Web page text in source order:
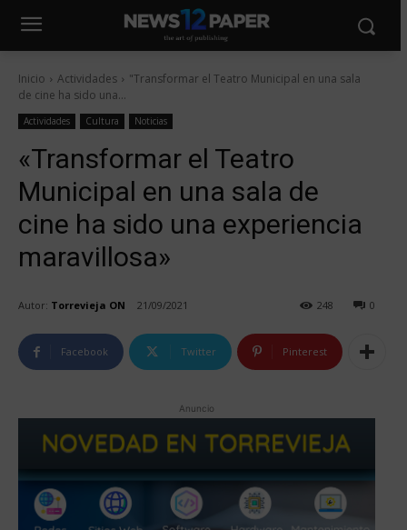
Inicio Actividades
"Transformar el Teatro Municipal en una sala
de cine ha sido una...
Actividades Cultura Noticias
«Transformar el Teatro
Municipal en una sala de
cine ha sido una experiencia
maravillosa»
Autor: Torrevieja ON 21/09/2021 0
248
Facebook Twitter Pinterest
Anuncio